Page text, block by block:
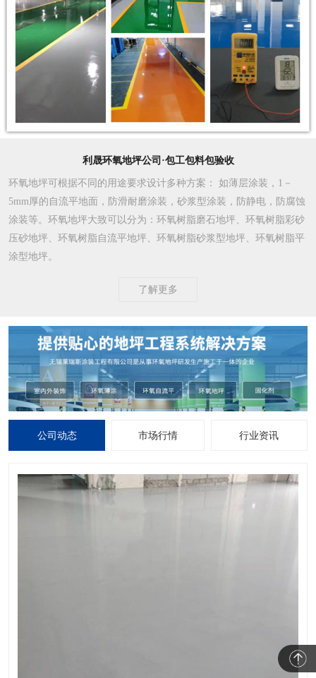
利晟环氧地坪公司·包工包料包验收
环氧地坪可根据不同的用途要求设计多种方案 ： 如薄层涂装，1－
5mm厚的自流平地面，防滑耐磨涂装，砂浆型涂装，防静电，防腐蚀
涂装等。环氧地坪大致可以分为：环氧树脂磨石地坪、环氧树脂彩砂
压砂地坪、环氧树脂自流平地坪、环氧树脂砂浆型地坪、环氧树脂平
涂型地坪。
了解更多
公司动态 市场行情 行业资讯